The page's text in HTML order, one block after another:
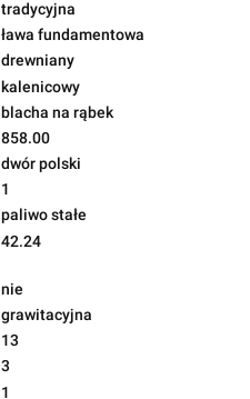
tradycyjna
ława fundamentowa
drewniany
kalenicowy
blacha na rąbek
858.00
dwór polski
1
paliwo stałe
42.24
nie
grawitacyjna
13
3
1